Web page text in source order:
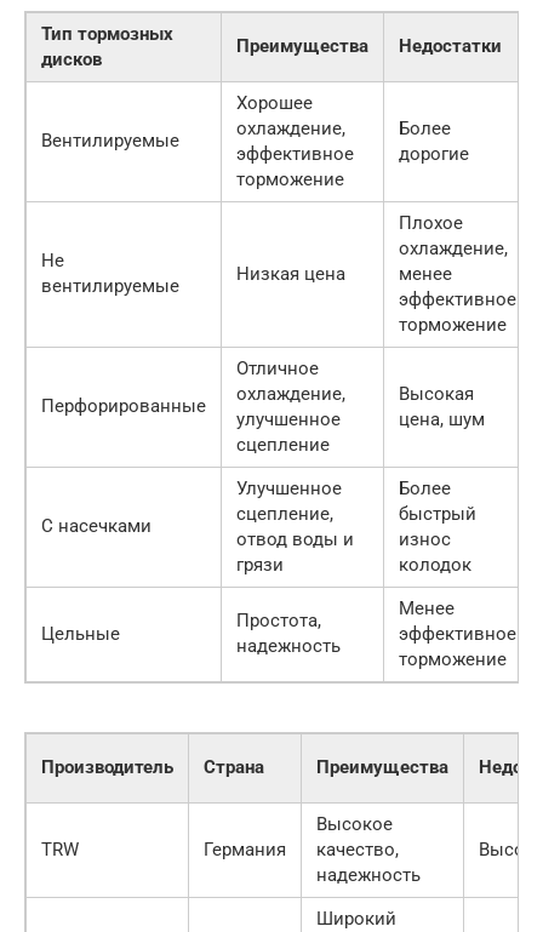
Тип тормозных
дисков
Преимущества Недостатки
Вентилируемые
Хорошее
охлаждение,
эффективное
торможение
Более
дорогие
Не
вентилируемые
Низкая цена
Плохое
охлаждение,
менее
эффективное
торможение
Перфорированные
Отличное
охлаждение,
улучшенное
сцепление
Высокая
цена, шум
С насечками
Улучшенное
сцепление,
отвод воды и
грязи
Более
быстрый
износ
колодок
Цельные
Простота,
надежность
Менее
эффективное
торможение
Производитель Страна Преимущества
TRW Германия
Высокое
качество,
надежность
Широкий